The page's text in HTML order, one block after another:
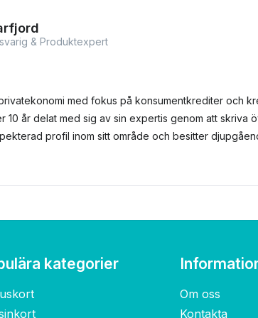
& Produktexpert
med fokus på konsumentkrediter och
10 år delat med sig av sin expertis genom att skriva
profil inom sitt område och besitter
kategorier
Om oss
Kontakta